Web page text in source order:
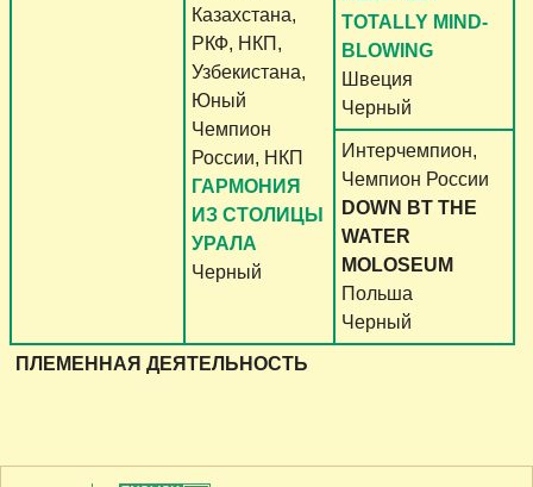
Казахстана,
РКФ, НКП,
Узбекистана,
Юный
Чемпион
России, НКП
ГАРМОНИЯ
ИЗ СТОЛИЦЫ
УРАЛА
Черный
TOTALLY MIND-
BLOWING
Швеция
Черный
Интерчемпион,
Чемпион России
DOWN BT THE
WATER
MOLOSEUM
Польша
Черный
ПЛЕМЕННАЯ ДЕЯТЕЛЬНОСТЬ